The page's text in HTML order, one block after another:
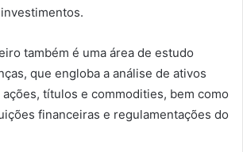
também é uma área de estudo
que engloba a análise de ativos
títulos e commodities, bem como
financeiras e regulamentações do